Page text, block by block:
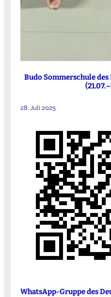
Budo Sommerschule
28. Juli 2025
WhatsApp-Gruppe des